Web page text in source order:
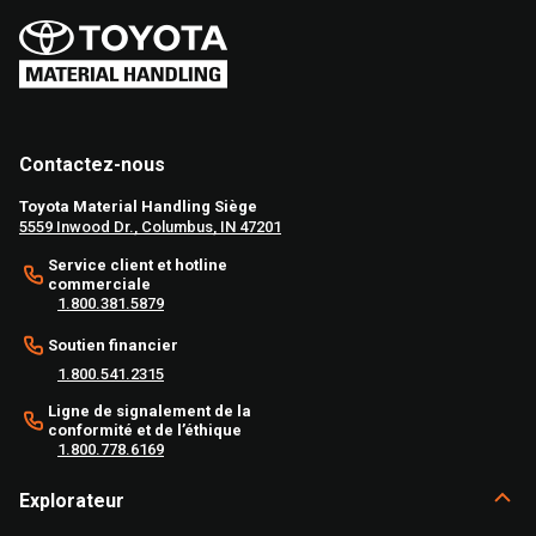
Contactez-nous
Toyota Material Handling Siège
5559 Inwood Dr., Columbus, IN 47201
Service client et hotline
commerciale
1.800.381.5879
Soutien financier
1.800.541.2315
Ligne de signalement de la
conformité et de l’éthique
1.800.778.6169
Explorateur